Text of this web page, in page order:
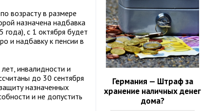
возрасту в размере
назначена надбавка
с 1 октября будет
и надбавку к пенсии в
инвалидности и
до 30 сентября
назначенных
и не допустить
Германия — Штраф за
хранение наличных денег
дома?